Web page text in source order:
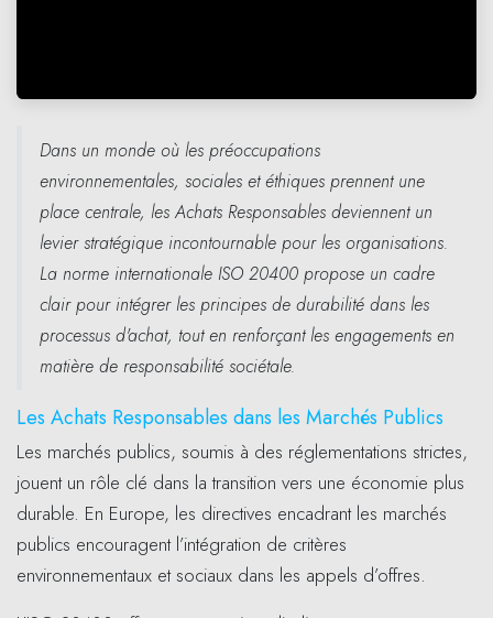
Dans un monde où les préoccupations
environnementales, sociales et éthiques prennent une
place centrale, les Achats Responsables deviennent un
levier stratégique incontournable pour les organisations.
La norme internationale ISO 20400 propose un cadre
clair pour intégrer les principes de durabilité dans les
processus d'achat, tout en renforçant les engagements en
matière de responsabilité sociétale.
Les Achats Responsables dans les Marchés Publics
Les marchés publics, soumis à des réglementations strictes,
jouent un rôle clé dans la transition vers une économie plus
durable. En Europe, les directives encadrant les marchés
publics encouragent l’intégration de critères
environnementaux et sociaux dans les appels d’offres.